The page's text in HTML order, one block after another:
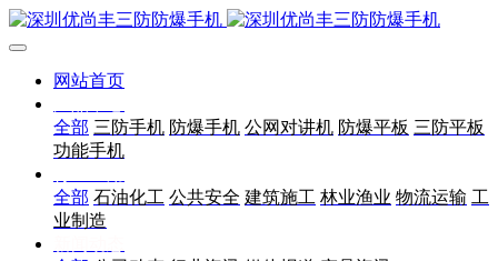
网站首页
全部 三防手机 防爆手机 公网对讲机 防爆平板 三防平板
功能手机
全部 石油化工 公共安全 建筑施工 林业渔业 物流运输 工
业制造